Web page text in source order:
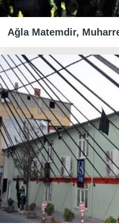
Ağla Matemdir,